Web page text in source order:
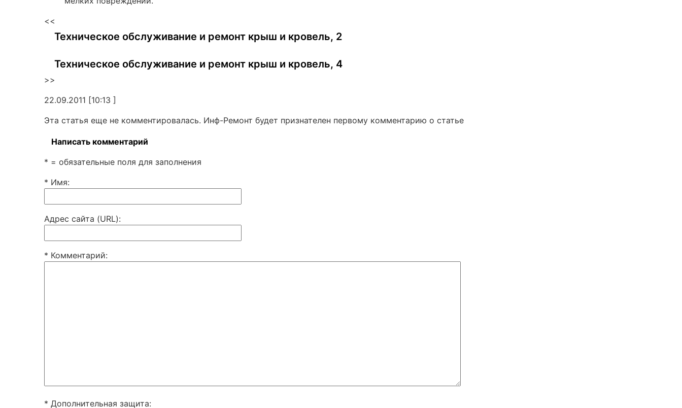
<<
Техническое обслуживание и ремонт крыш и кровель, 2
Техническое обслуживание и ремонт крыш и кровель, 4
>>
22.09.2011 [10:13 ]
Эта статья еще не комментировалась. Инф-Ремонт будет признателен первому комментарию о статье
Написать комментарий
* = обязательные поля для заполнения
* Имя:
Адрес сайта (URL):
* Комментарий:
* Дополнительная защита: